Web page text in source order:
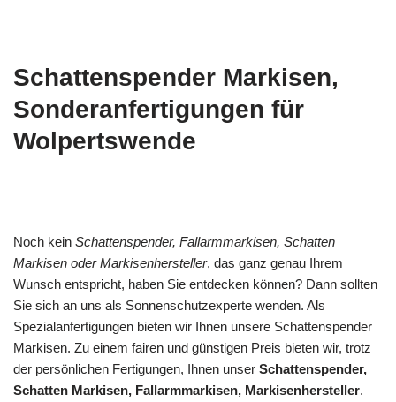
Schattenspender Markisen,
Sonderanfertigungen für
Wolpertswende
Noch kein Schattenspender, Fallarmmarkisen, Schatten
Markisen oder Markisenhersteller, das ganz genau Ihrem
Wunsch entspricht, haben Sie entdecken können? Dann sollten
Sie sich an uns als Sonnenschutzexperte wenden. Als
Spezialanfertigungen bieten wir Ihnen unsere Schattenspender
Markisen. Zu einem fairen und günstigen Preis bieten wir, trotz
der persönlichen Fertigungen, Ihnen unser Schattenspender,
Schatten Markisen, Fallarmmarkisen, Markisenhersteller.